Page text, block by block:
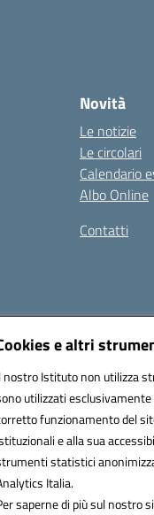
e altri
nostro Istituto non utilizza
utilizzati
funzionamento del
e alla sua
statistici
Italia.
saperne di più sul nostro
Novità
Le notizie
Le circolari
Calendario
Albo Online
Contatti